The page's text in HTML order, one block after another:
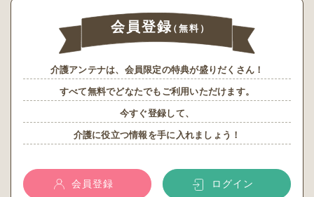
会員登録（無料）
介護アンテナは、会員限定の特典が盛りだくさん！
すべて無料でどなたでもご利用いただけます。
今すぐ登録して、
介護に役立つ情報を手に入れましょう！
会員登録 ログイン